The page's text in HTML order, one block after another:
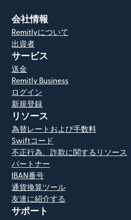
会社情報
Remitlyについて
出資者
サービス
送金
Remitly Business
ログイン
新規登録
リソース
為替レートおよび手数料
Swiftコード
不正行為、詐欺に関するリソース
パートナー
IBAN番号
通貨換算ツール
友達に紹介する
サポート